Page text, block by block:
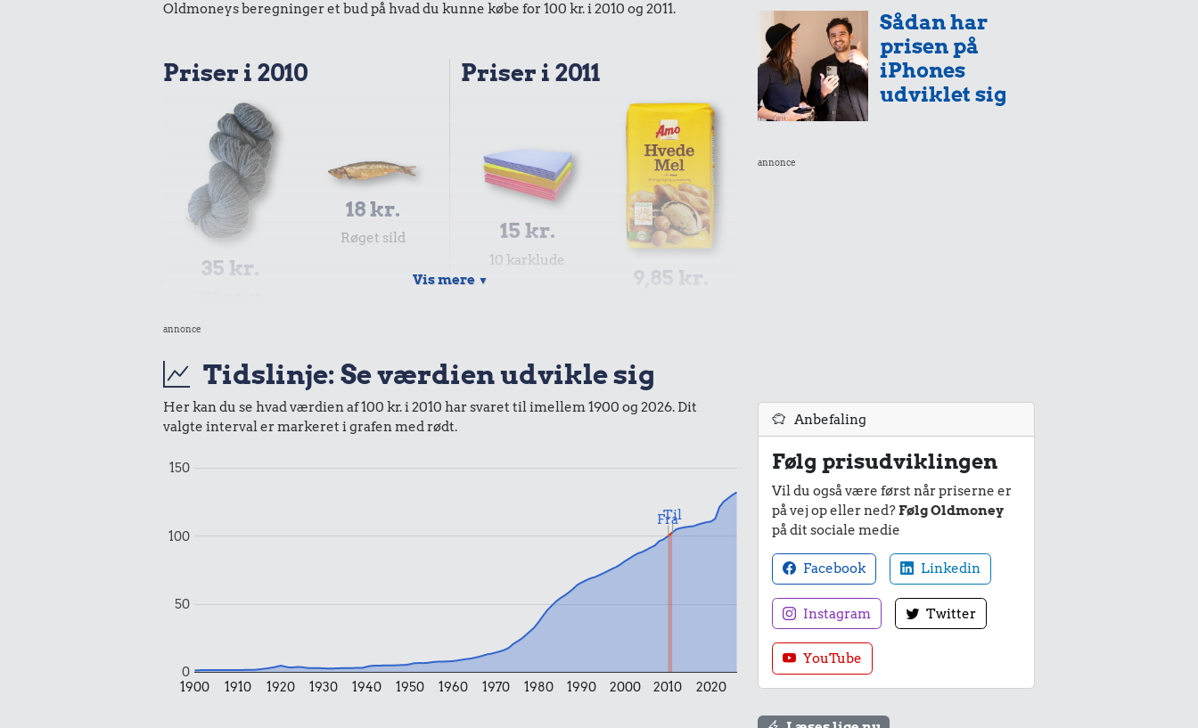
Oldmoneys beregninger et bud på hvad du kunne købe for 100 kr. i 2010 og 2011.
Priser i 2010
35 kr.
18 kr.
Røget sild
Priser i 2011
15 kr.
10 karklude
9,85 kr.
16 kr.
1 kg havregryn
47 kr.
Vis mere ▼
annonce
Tidslinje: Se værdien udvikle sig
Her kan du se hvad værdien af 100 kr. i 2010 har svaret til imellem 1900 og 2026. Dit
valgte interval er markeret i grafen med rødt.
1900 1910 1920 1930 1940 1950 1960 1970 1980 1990 2000 2010 2020
0
50
100
150
Fra
Til
Sådan har
prisen på
iPhones
udviklet sig
annonce
Anbefaling
Følg prisudviklingen
Vil du også være først når priserne er
på vej op eller ned?Følg Oldmoney
på dit sociale medie
Facebook Linkedin
Instagram Twitter
YouTube